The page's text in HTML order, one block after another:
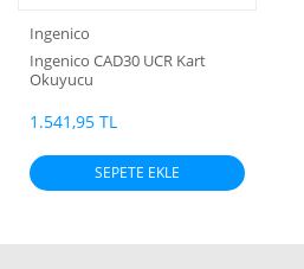
Ingenico
Ingenico CAD30 UCR Kart
Okuyucu
1.541,95 TL
SEPETE EKLE